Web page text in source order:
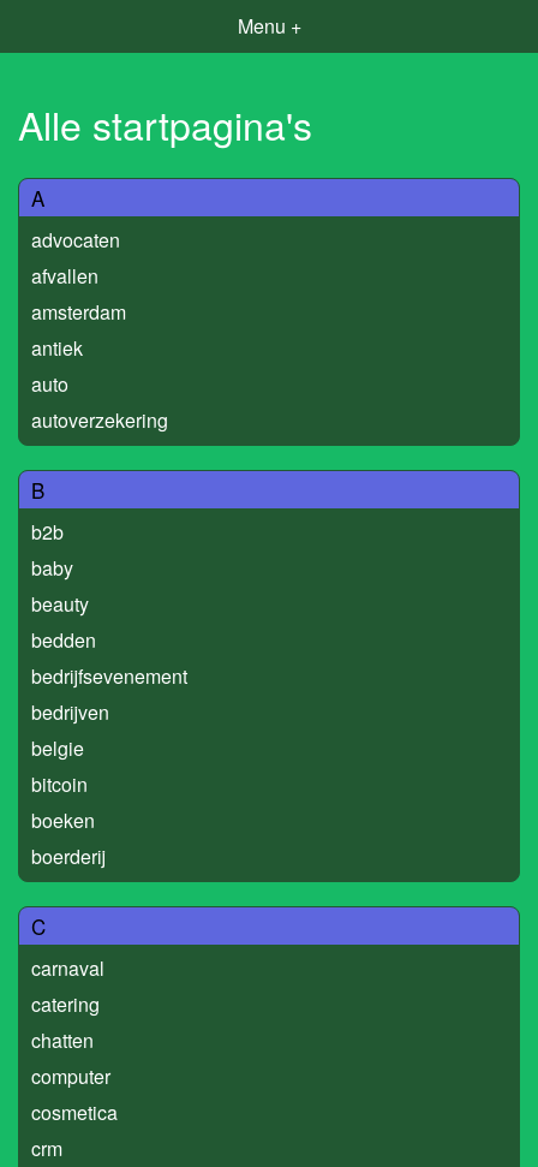
Menu +
Alle startpagina's
A
advocaten
afvallen
amsterdam
antiek
auto
autoverzekering
B
b2b
baby
beauty
bedden
bedrijfsevenement
bedrijven
belgie
bitcoin
boeken
boerderij
C
carnaval
catering
chatten
computer
cosmetica
crm